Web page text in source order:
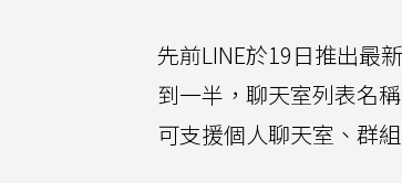
先前LINE於19日推出最
到一半，聊天室列表名
可支援個人聊天室、群